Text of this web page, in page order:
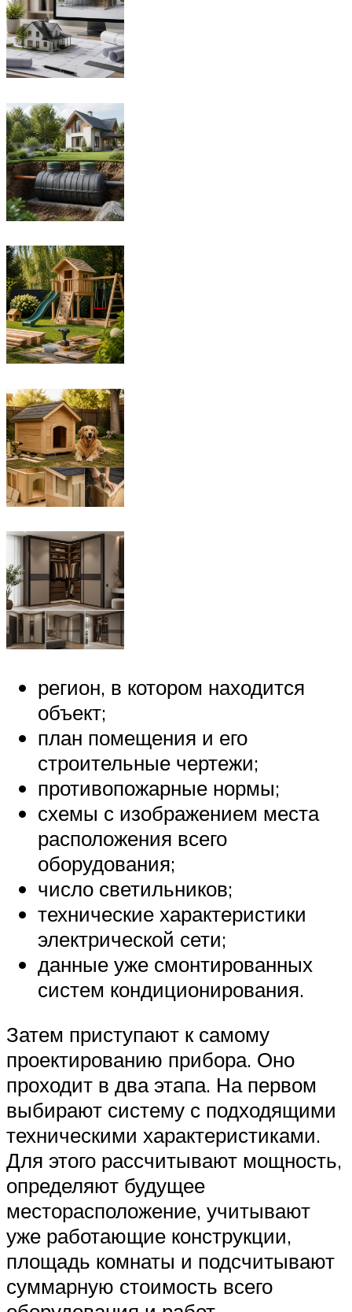
регион, в котором находится
объект;
план помещения и его
строительные чертежи;
противопожарные нормы;
схемы с изображением места
расположения всего
оборудования;
число светильников;
технические характеристики
электрической сети;
данные уже смонтированных
систем кондиционирования.
Затем приступают к самому
проектированию прибора. Оно
проходит в два этапа. На первом
выбирают систему с подходящими
техническими характеристиками.
Для этого рассчитывают мощность,
определяют будущее
месторасположение, учитывают
уже работающие конструкции,
площадь комнаты и подсчитывают
суммарную стоимость всего